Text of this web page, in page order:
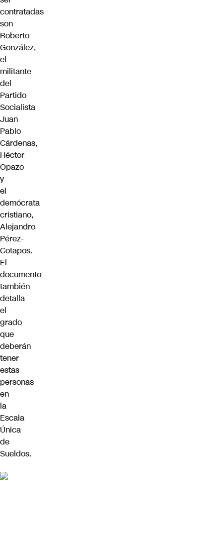
contratadas
son
Roberto
González,
el
militante
del
Partido
Socialista
Juan
Pablo
Cárdenas,
Héctor
Opazo
y
el
demócrata
cristiano,
Alejandro
Pérez-
Cotapos.
El
documento
también
detalla
el
grado
que
deberán
tener
estas
personas
en
la
Escala
Única
de
Sueldos.